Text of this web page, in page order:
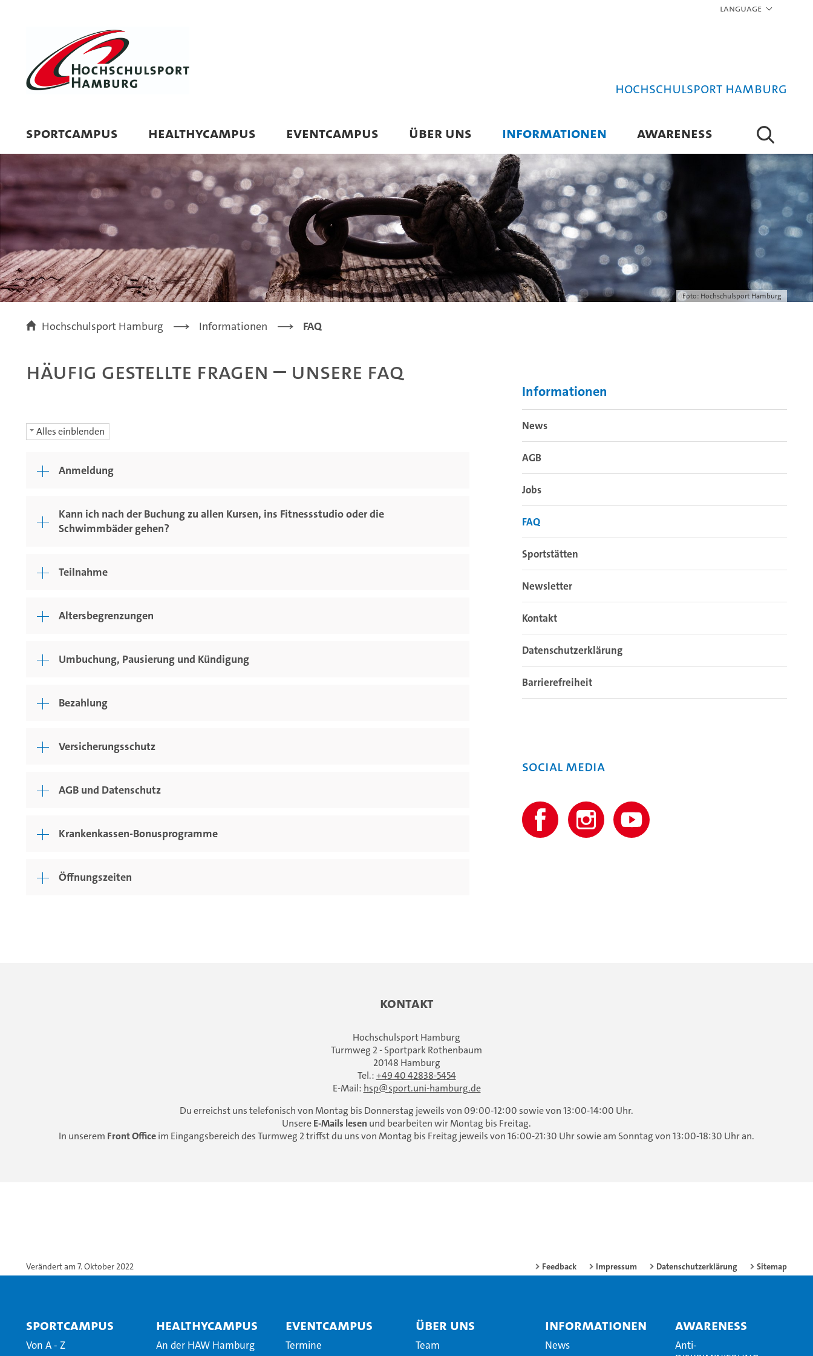
Language
Hochschulsport Hamburg
SPORTCAMPUS HEALTHYCAMPUS EVENTCAMPUS ÜBER UNS INFORMATIONEN AWARENESS
Foto: Hochschulsport Hamburg
Hochschulsport Hamburg Informationen FAQ
Häufig gestellte Fragen – unsere FAQ
Alles einblenden
Anmeldung
Kann ich nach der Buchung zu allen Kursen, ins Fitnessstudio oder die
Schwimmbäder gehen?
Teilnahme
Altersbegrenzungen
Umbuchung, Pausierung und Kündigung
Bezahlung
Versicherungsschutz
AGB und Datenschutz
Krankenkassen-Bonusprogramme
Öffnungszeiten
Informationen
News
AGB
Jobs
FAQ
Sportstätten
Newsletter
Kontakt
Datenschutzerklärung
Barrierefreiheit
Social Media
Kontakt
Hochschulsport Hamburg
Turmweg 2 - Sportpark Rothenbaum
20148 Hamburg
Tel.:+49 40 42838-5454
E-Mail: hsp
sport.uni-hamburg.de
Du erreichst uns telefonisch von Montag bis Donnerstag jeweils von 09:00-12:00 sowie von 13:00-14:00 Uhr.
UnsereE-Mails lesen und bearbeiten wir Montag bis Freitag.
In unserem Front Officeim Eingangsbereich des Turmweg 2 triffst du uns von Montag bis Freitag jeweils von 16:00-21:30 Uhr sowie am Sonntag von 13:00-18:30 Uhr an.
Verändert am 7. Oktober 2022 Feedback Impressum Datenschutzerklärung Sitemap
SportCampus
Von A - Z
HealthyCampus
An der HAW Hamburg
EventCampus
Termine
Über uns
Team
Informationen
News
Awareness
Anti-